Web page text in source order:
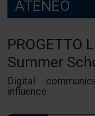
ATENEO
PROGETTO
Summer
Digital
influence